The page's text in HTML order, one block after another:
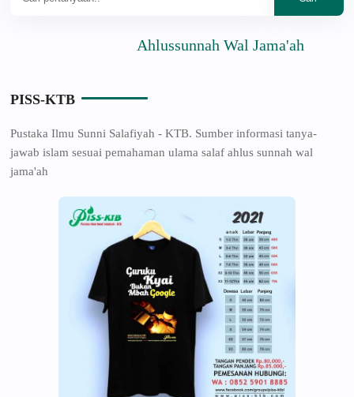
Ahlussunnah Wal Jama'ah
PISS-KTB
Pustaka Ilmu Sunni Salafiyah - KTB. Sumber informasi tanya-
jawab islam sesuai pemahaman ulama salaf ahlus sunnah wal
jama'ah